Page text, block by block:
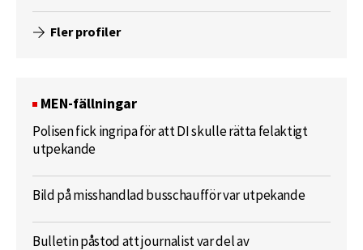
Fler profiler
MEN-fällningar
Polisen fick ingripa för att DI skulle rätta felaktigt
utpekande
Bild på misshandlad busschaufför var utpekande
Bulletin påstod att journalist var del av